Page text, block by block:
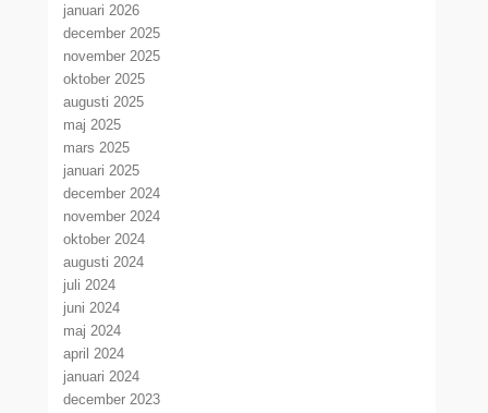
januari 2026
december 2025
november 2025
oktober 2025
augusti 2025
maj 2025
mars 2025
januari 2025
december 2024
november 2024
oktober 2024
augusti 2024
juli 2024
juni 2024
maj 2024
april 2024
januari 2024
december 2023